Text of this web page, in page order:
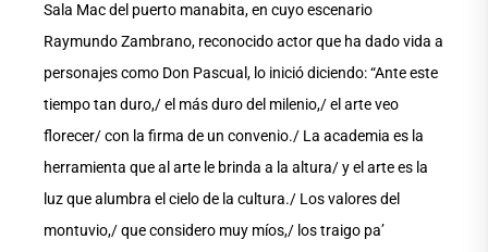
Sala Mac del puerto manabita, en cuyo escenario
Raymundo Zambrano, reconocido actor que ha dado vida a
personajes como Don Pascual, lo inició diciendo: “Ante este
tiempo tan duro,/ el más duro del milenio,/ el arte veo
florecer/ con la firma de un convenio./ La academia es la
herramienta que al arte le brinda a la altura/ y el arte es la
luz que alumbra el cielo de la cultura./ Los valores del
montuvio,/ que considero muy míos,/ los traigo pa’